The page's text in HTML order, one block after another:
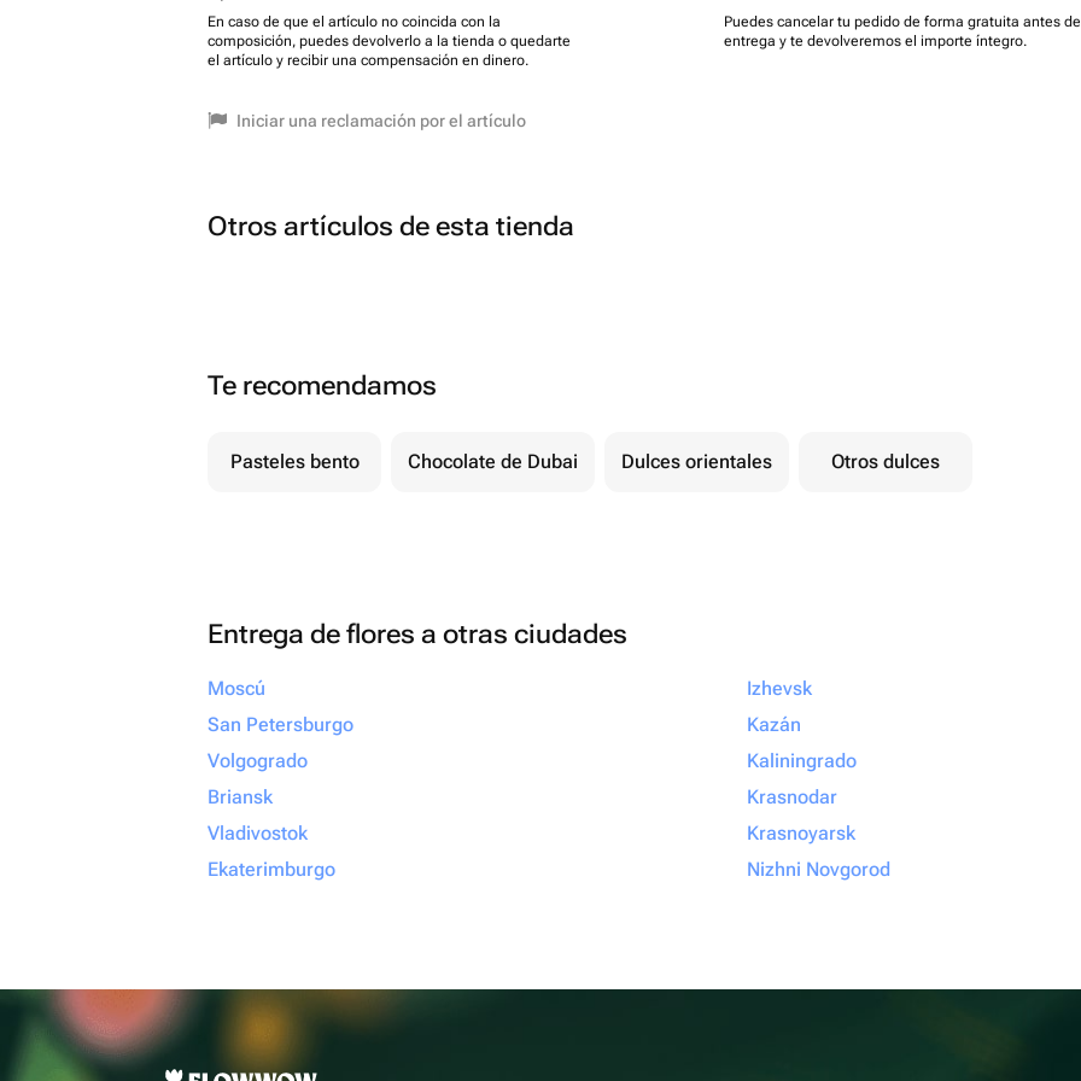
En caso de que el artículo no coincida con la
composición, puedes devolverlo a la tienda o quedarte
el artículo y recibir una compensación en dinero.
Puedes cancelar tu pedido de forma gratuita antes
entrega y te devolveremos el importe íntegro.
Iniciar una reclamación por el artículo
Otros artículos de esta tienda
Te recomendamos
Pasteles bento Chocolate de Dubai Dulces orientales Otros dulces
Entrega de flores a otras ciudades
Moscú
San Petersburgo
Volgogrado
Briansk
Vladivostok
Ekaterimburgo
Izhevsk
Kazán
Kaliningrado
Krasnodar
Krasnoyarsk
Nizhni Novgorod